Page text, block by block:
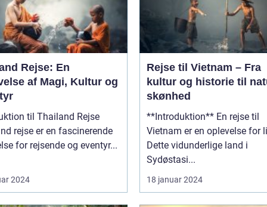
Rejse: En
af Magi, Kultur og
til Thailand Rejse
rejse er en fascinerende
for rejsende og eventyr...
2024
Rejse til Vietnam – Fra
kultur og historie til
skønhed
**Introduktion** En rejse til
Vietnam er en oplevelse for
Dette vidunderlige land i
Sydøstasi...
18 januar 2024